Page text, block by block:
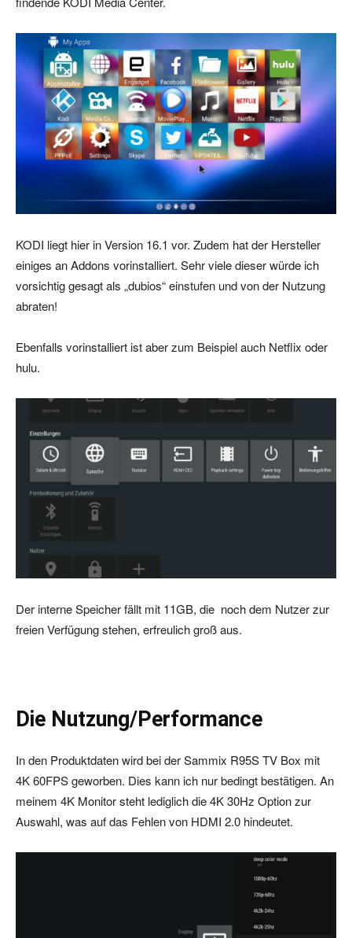
KODI liegt hier in Version 16.1 vor. Zudem hat der Hersteller
einiges an Addons vorinstalliert. Sehr viele dieser würde ich
vorsichtig gesagt als „dubios“ einstufen und von der Nutzung
abraten!
Ebenfalls vorinstalliert ist aber zum Beispiel auch Netflix oder
hulu.
Der interne Speicher fällt mit 11GB, die noch dem Nutzer zur
freien Verfügung stehen, erfreulich groß aus.
Die Nutzung/Performance
In den Produktdaten wird bei der Sammix R95S TV Box mit
4K 60FPS geworben. Dies kann ich nur bedingt bestätigen. An
meinem 4K Monitor steht lediglich die 4K 30Hz Option zur
Auswahl, was auf das Fehlen von HDMI 2.0 hindeutet.